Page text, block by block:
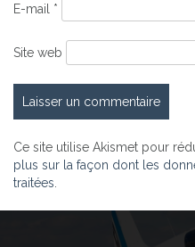
E-mail *
Site web
Ce site utilise Akismet pour
plus sur la façon dont les
traitées